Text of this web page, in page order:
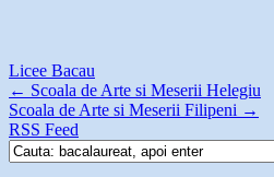
Licee Bacau
← Scoala de Arte si Meserii Helegiu
Scoala de Arte si Meserii Filipeni →
RSS Feed